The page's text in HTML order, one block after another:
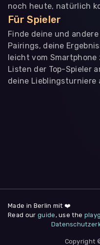
noch heute, natürlich
Für Spieler
Finde deine und
Pairings, deine
leicht vom Smartphone
Listen der Top-Spieler
deine
deine Zustimmung
am Seitenende widerrufen.
Nur
Made in Berlin mit ❤️
Read our guide , use the
Copyright